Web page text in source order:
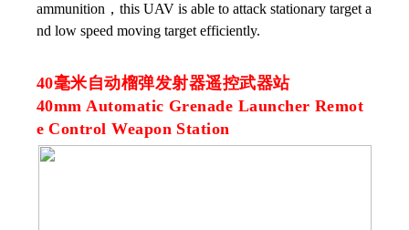
ammunition，this UAV is able to attack stationary target a
nd low speed moving target efficiently.
40毫米自动榴弹发射器遥控武器站
40mm Automatic Grenade Launcher Remot
e Control Weapon Station